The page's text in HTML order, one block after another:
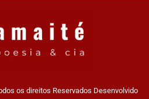
os direitos Reservados Desenvolvido